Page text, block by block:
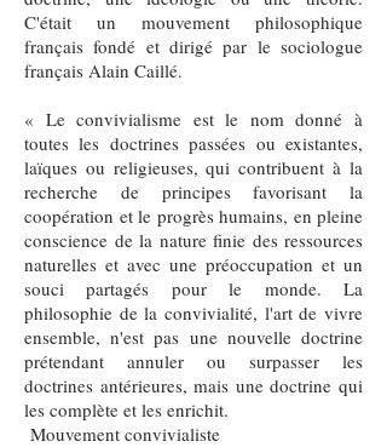
C'était un mouvement philosophique
français fondé et dirigé par le sociologue
français Alain Caillé.
« Le convivialisme est le nom donné à
toutes les doctrines passées ou existantes,
laïques ou religieuses, qui contribuent à la
recherche de principes favorisant la
coopération et le progrès humains, en pleine
conscience de la nature finie des ressources
naturelles et avec une préoccupation et un
souci partagés pour le monde. La
philosophie de la convivialité, l'art de vivre
ensemble, n'est pas une nouvelle doctrine
prétendant annuler ou surpasser les
doctrines antérieures, mais une doctrine qui
les complète et les enrichit.
Mouvement convivialiste